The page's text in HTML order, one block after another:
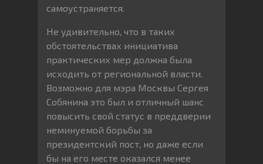
самоустраняется.
Не удивительно, что в таких
обстоятельствах инициатива
практических мер должна была
исходить от региональной власти.
Возможно для мэра Москвы Сергея
Собянина это был и отличный шанс
повысить свой статус в преддверии
неминуемой борьбы за
президентский пост, но даже если
бы на его месте оказался менее